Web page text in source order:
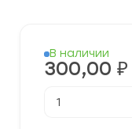
В наличии
300,00 ₽
товара